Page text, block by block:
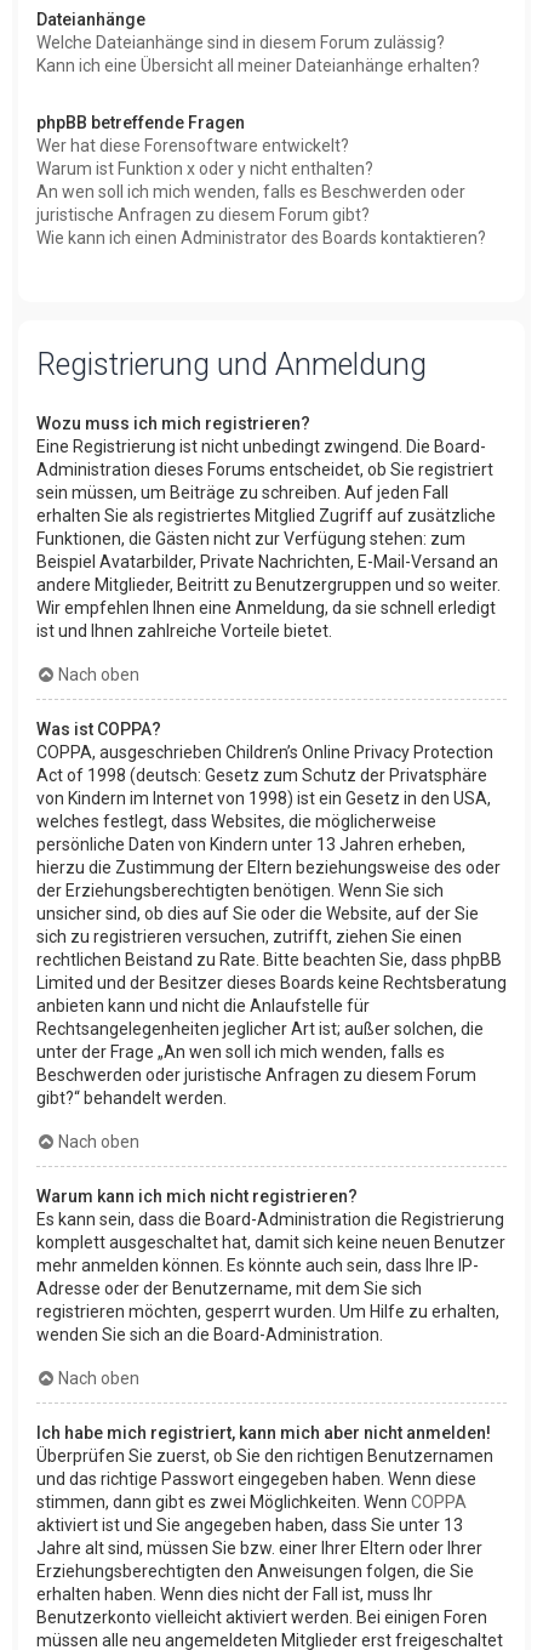
Dateianhänge
Welche Dateianhänge sind in diesem Forum zulässig?
Kann ich eine Übersicht all meiner Dateianhänge erhalten?
phpBB betreffende Fragen
Wer hat diese Forensoftware entwickelt?
Warum ist Funktion x oder y nicht enthalten?
An wen soll ich mich wenden, falls es Beschwerden oder
juristische Anfragen zu diesem Forum gibt?
Wie kann ich einen Administrator des Boards kontaktieren?
Registrierung und Anmeldung
Wozu muss ich mich registrieren?
Eine Registrierung ist nicht unbedingt zwingend. Die Board-
Administration dieses Forums entscheidet, ob Sie registriert
sein müssen, um Beiträge zu schreiben. Auf jeden Fall
erhalten Sie als registriertes Mitglied Zugriff auf zusätzliche
Funktionen, die Gästen nicht zur Verfügung stehen: zum
Beispiel Avatarbilder, Private Nachrichten, E-Mail-Versand an
andere Mitglieder, Beitritt zu Benutzergruppen und so weiter.
Wir empfehlen Ihnen eine Anmeldung, da sie schnell erledigt
ist und Ihnen zahlreiche Vorteile bietet.
Nach oben
Was ist COPPA?
COPPA, ausgeschrieben Children’s Online Privacy Protection
Act of 1998 (deutsch: Gesetz zum Schutz der Privatsphäre
von Kindern im Internet von 1998) ist ein Gesetz in den USA,
welches festlegt, dass Websites, die möglicherweise
persönliche Daten von Kindern unter 13 Jahren erheben,
hierzu die Zustimmung der Eltern beziehungsweise des oder
der Erziehungsberechtigten benötigen. Wenn Sie sich
unsicher sind, ob dies auf Sie oder die Website, auf der Sie
sich zu registrieren versuchen, zutrifft, ziehen Sie einen
rechtlichen Beistand zu Rate. Bitte beachten Sie, dass phpBB
Limited und der Besitzer dieses Boards keine Rechtsberatung
anbieten kann und nicht die Anlaufstelle für
Rechtsangelegenheiten jeglicher Art ist; außer solchen, die
unter der Frage „An wen soll ich mich wenden, falls es
Beschwerden oder juristische Anfragen zu diesem Forum
gibt?“ behandelt werden.
Nach oben
Warum kann ich mich nicht registrieren?
Es kann sein, dass die Board-Administration die Registrierung
komplett ausgeschaltet hat, damit sich keine neuen Benutzer
mehr anmelden können. Es könnte auch sein, dass Ihre IP-
Adresse oder der Benutzername, mit dem Sie sich
registrieren möchten, gesperrt wurden. Um Hilfe zu erhalten,
wenden Sie sich an die Board-Administration.
Nach oben
Ich habe mich registriert, kann mich aber nicht anmelden!
Überprüfen Sie zuerst, ob Sie den richtigen Benutzernamen
und das richtige Passwort eingegeben haben. Wenn diese
stimmen, dann gibt es zwei Möglichkeiten. Wenn COPPA
aktiviert ist und Sie angegeben haben, dass Sie unter 13
Jahre alt sind, müssen Sie bzw. einer Ihrer Eltern oder Ihrer
Erziehungsberechtigten den Anweisungen folgen, die Sie
erhalten haben. Wenn dies nicht der Fall ist, muss Ihr
Benutzerkonto vielleicht aktiviert werden. Bei einigen Foren
müssen alle neu angemeldeten Mitglieder erst freigeschaltet